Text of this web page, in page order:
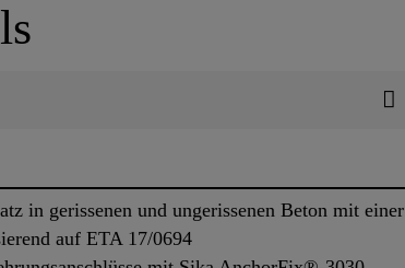
in gerissenen und ungerissenen Beton mit einer
auf ETA 17/0694